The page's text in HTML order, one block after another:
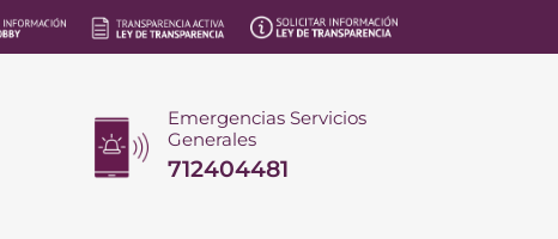
Emergencias Servicios
Generales
712404481